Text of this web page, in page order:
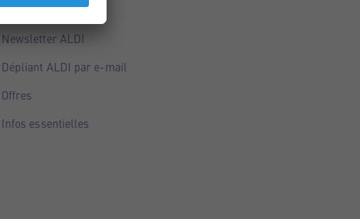
Points ALDI
Newsletter ALDI
Dépliant ALDI par e-mail
Offres
Infos essentielles